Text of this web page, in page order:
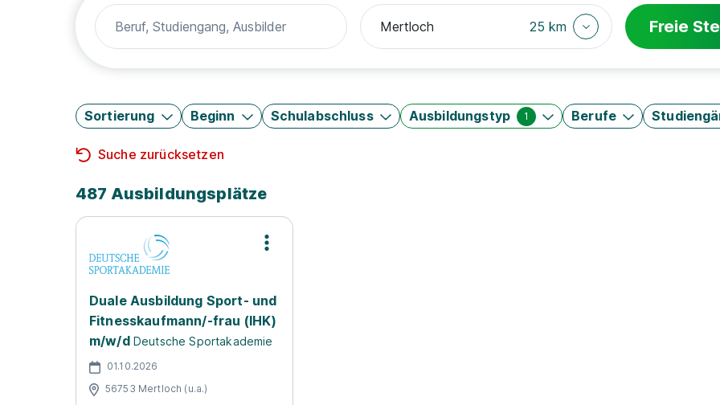
25 km Freie
Sortierung Beginn Schulabschluss Ausbildungstyp 1 Berufe
Suche zurücksetzen
487 Ausbildungsplätze
Duale Ausbildung Sport- und
Fitnesskaufmann/-frau (IHK)
m/w/d Deutsche Sportakademie
01.10.2026
56753 Mertloch (u.a.)